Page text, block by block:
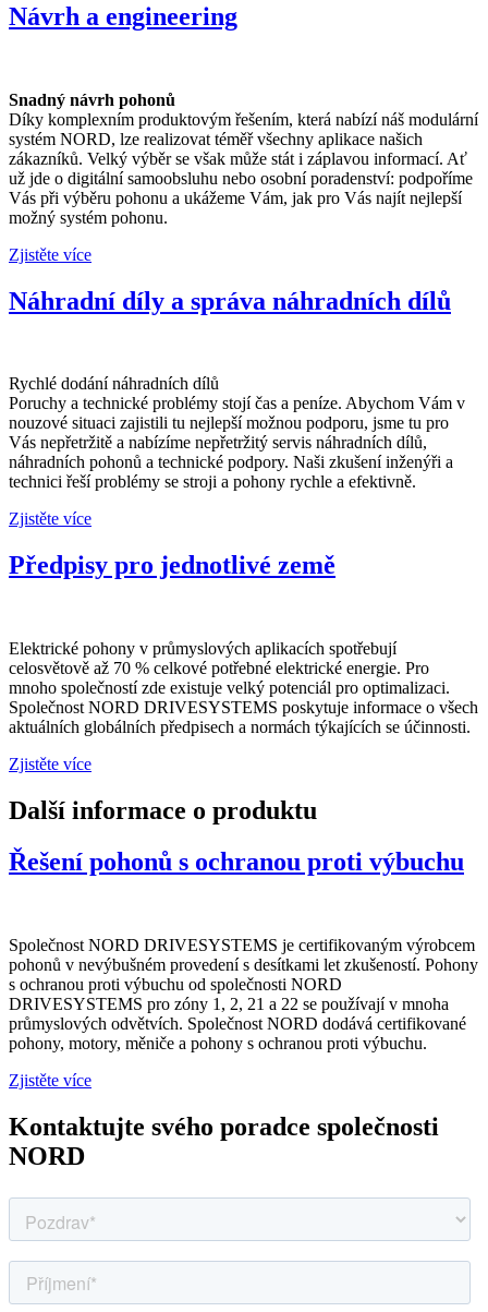
Návrh a engineering
Snadný návrh pohonů
Díky komplexním produktovým řešením, která nabízí náš modulární
systém NORD, lze realizovat téměř všechny aplikace našich
zákazníků. Velký výběr se však může stát i záplavou informací. Ať
už jde o digitální samoobsluhu nebo osobní poradenství: podpoříme
Vás při výběru pohonu a ukážeme Vám, jak pro Vás najít nejlepší
možný systém pohonu.
Zjistěte více
Náhradní díly a správa náhradních dílů
Rychlé dodání náhradních dílů
Poruchy a technické problémy stojí čas a peníze. Abychom Vám v
nouzové situaci zajistili tu nejlepší možnou podporu, jsme tu pro
Vás nepřetržitě a nabízíme nepřetržitý servis náhradních dílů,
náhradních pohonů a technické podpory. Naši zkušení inženýři a
technici řeší problémy se stroji a pohony rychle a efektivně.
Zjistěte více
Předpisy pro jednotlivé země
Elektrické pohony v průmyslových aplikacích spotřebují
celosvětově až 70 % celkové potřebné elektrické energie. Pro
mnoho společností zde existuje velký potenciál pro optimalizaci.
Společnost NORD DRIVESYSTEMS poskytuje informace o všech
aktuálních globálních předpisech a normách týkajících se účinnosti.
Zjistěte více
Další informace o produktu
Řešení pohonů s ochranou proti výbuchu
Společnost NORD DRIVESYSTEMS je certifikovaným výrobcem
pohonů v nevýbušném provedení s desítkami let zkušeností. Pohony
s ochranou proti výbuchu od společnosti NORD
DRIVESYSTEMS pro zóny 1, 2, 21 a 22 se používají v mnoha
průmyslových odvětvích. Společnost NORD dodává certifikované
pohony, motory, měniče a pohony s ochranou proti výbuchu.
Zjistěte více
Kontaktujte svého poradce společnosti
NORD